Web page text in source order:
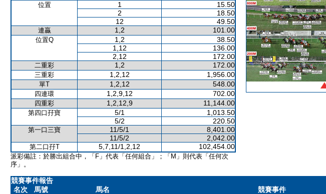
位置 1
15.50
2
18.50
12
49.50
連贏 1,2 101.00
位置Q 1,2
38.50
1,12
136.00
2,12
172.00
二重彩 1,2 172.00
三重彩 1,2,12 1,956.00
單T 1,2,12 548.00
四連環 1,2,9,12 702.00
四重彩 1,2,12,9 11,144.00
第四口孖寶 5/1
1,013.50
5/2
220.50
第一口三寶 11/5/1
8,401.00
11/5/2
2,042.00
第二口孖T 5,7,11/1,2,12 102,454.00
派彩備註：於勝出組合中，「F」代表「任何組合」；「M」則代表「任何次
序」。
競賽事件報告
名次
馬號 馬名 競賽事件